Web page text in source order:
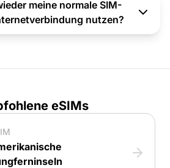
meine normale SIM-
nutzen?
eSIMs